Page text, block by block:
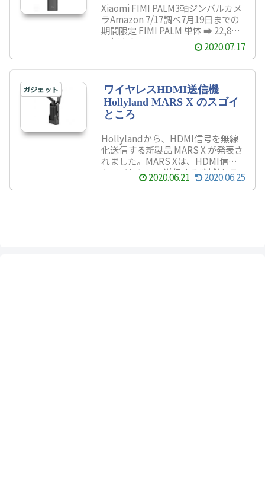
Xiaomi FIMI PALM3軸ジンバルカメ
ラAmazon 7/17調べ7月19日までの
期間限定 FIMI PALM 単体 ➡ 22,822
円(税込)FIMI PALM + 64GB
microSDセット ➡ 23,630円(税
込)FIMI PALM + 128GB microSDセ
Xiaomiの3軸ジンバルカメラ FIMI
PALM が、7月19日までの期間限定
で22,822円(税込)で販売していま
す。Xiaomi が販売するFIMI PALM
は、O...
2020.07.17
ガジェット
ワイヤレスHDMI送信機
Hollyland MARS X のスゴイ
ところ
Hollylandから、HDMI信号を無線
化送信する新製品 MARS X が発表さ
れました。MARS Xは、HDMI信号
をワイヤレスで送信する機械(トラ
ンスミッター)です。上位機種に
Hollyland MARS 400S があります
2020.06.21 2020.06.25